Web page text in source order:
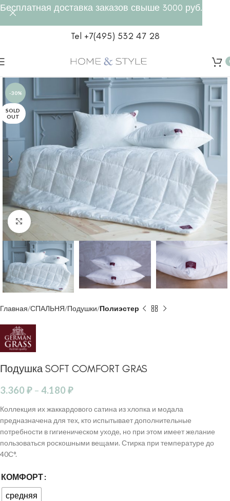
Tel +7(495) 532 47 28
-30%
SOLD
OUT
Click to enlarge
Главная СПАЛЬНЯ Подушки Полиэстер
Подушка SOFT COMFORT GRAS
3.360₽ – 4.180₽
Коллекция их жаккардового сатина из хлопка и модала
предназначена для тех, кто испытывает дополнительные
потребности в гигиеническом уходе, но при этом имеет желание
пользоваться роскошными вещами. Стирка при температуре до
40С°.
КОМФОРТ
средняя
Бесплатная доставка заказов свыше 3000 руб.